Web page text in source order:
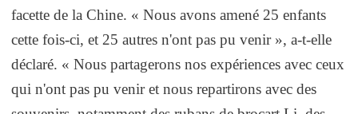
facette de la Chine. « Nous avons amené 25 enfants
cette fois-ci, et 25 autres n'ont pas pu venir », a-t-elle
déclaré. « Nous partagerons nos expériences avec ceux
qui n'ont pas pu venir et nous repartirons avec des